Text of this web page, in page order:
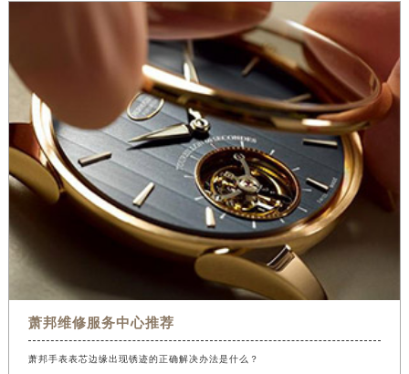
萧邦维修服务中心推荐
萧邦手表表芯边缘出现锈迹的正确解决办法是什么？